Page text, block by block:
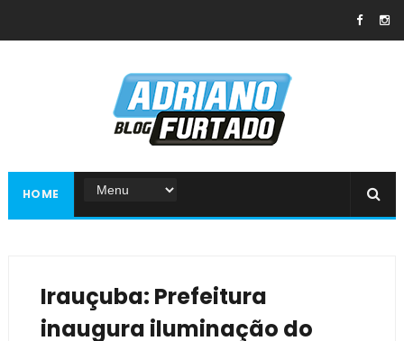
HOME
Irauçuba: Prefeitura
inaugura iluminação do